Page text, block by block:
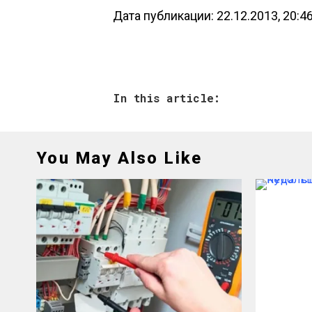
Дата публикации: 22.12.2013,
In this article:
You May Also Like